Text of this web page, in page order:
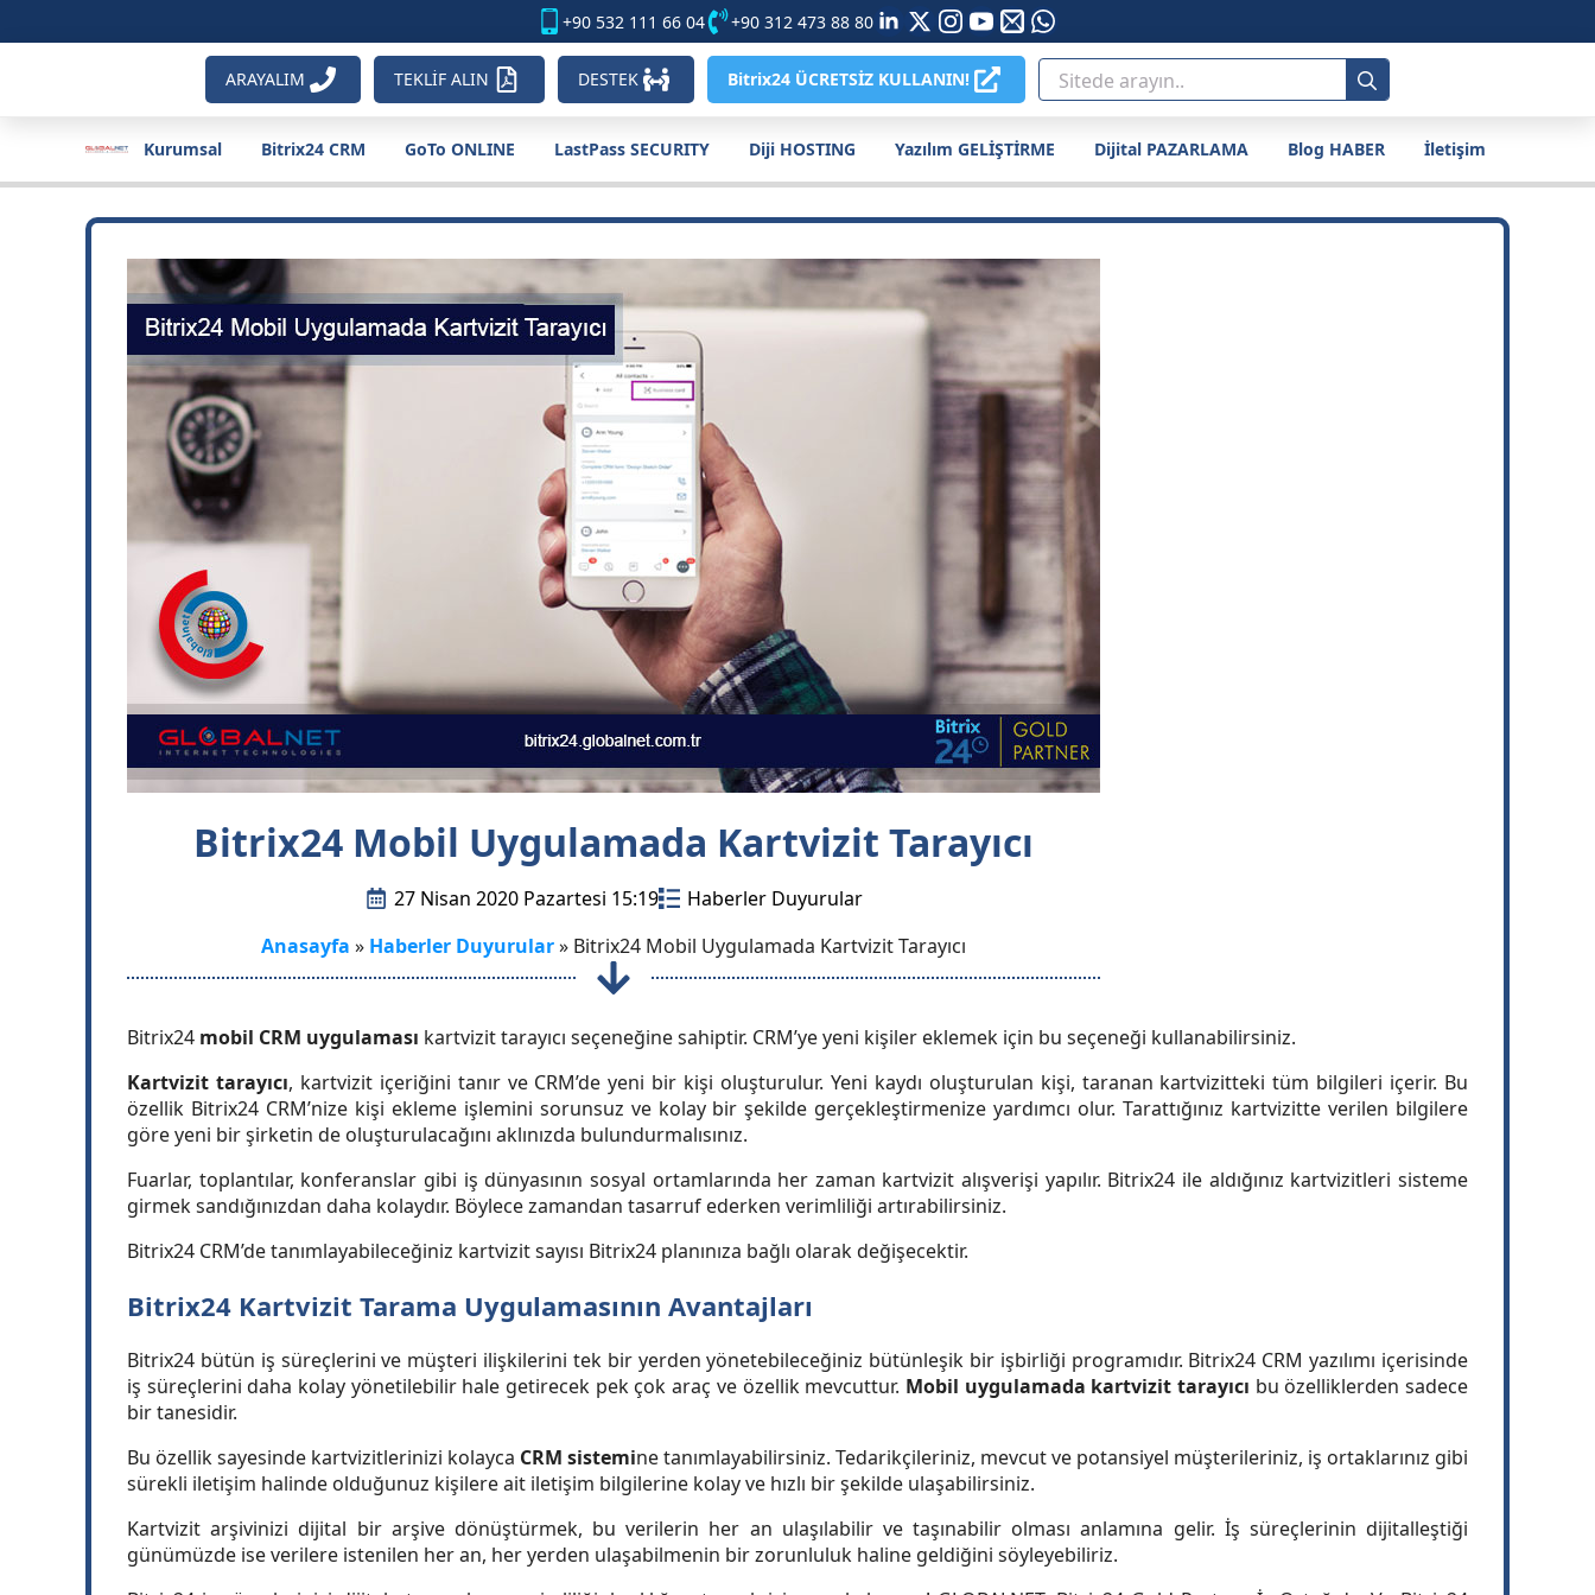
+90 532 111 66 04 +90 312 473 88 80
ARAYALIM TEKLİF ALIN DESTEK Bitrix24 ÜCRETSİZ KULLANIN!
Search
for:
Kurumsal Bitrix24 CRM GoTo ONLINE LastPass SECURITY Diji HOSTING Yazılım GELİŞTİRME Dijital PAZARLAMA Blog HABER İletişim
Bitrix24 Mobil Uygulamada Kartvizit Tarayıcı
27 Nisan 2020 Pazartesi 15:19
Haberler Duyurular
Anasayfa » Haberler Duyurular» Bitrix24 Mobil Uygulamada Kartvizit Tarayıcı
Bitrix24 mobil CRM uygulaması kartvizit tarayıcı seçeneğine sahiptir. CRM’ye yeni kişiler eklemek için bu seçeneği kullanabilirsiniz.
Kartvizit tarayıcı, kartvizit içeriğini tanır ve CRM’de yeni bir kişi oluşturulur. Yeni kaydı oluşturulan kişi, taranan kartvizitteki tüm bilgileri içerir. Bu
özellik Bitrix24 CRM’nize kişi ekleme işlemini sorunsuz ve kolay bir şekilde gerçekleştirmenize yardımcı olur. Tarattığınız kartvizitte verilen bilgilere
göre yeni bir şirketin de oluşturulacağını aklınızda bulundurmalısınız.
Fuarlar, toplantılar, konferanslar gibi iş dünyasının sosyal ortamlarında her zaman kartvizit alışverişi yapılır. Bitrix24 ile aldığınız kartvizitleri sisteme
girmek sandığınızdan daha kolaydır. Böylece zamandan tasarruf ederken verimliliği artırabilirsiniz.
Bitrix24 CRM’de tanımlayabileceğiniz kartvizit sayısı Bitrix24 planınıza bağlı olarak değişecektir.
Bitrix24 Kartvizit Tarama Uygulamasının Avantajları
Bitrix24 bütün iş süreçlerini ve müşteri ilişkilerini tek bir yerden yönetebileceğiniz bütünleşik bir işbirliği programıdır. Bitrix24 CRM yazılımı içerisinde
iş süreçlerini daha kolay yönetilebilir hale getirecek pek çok araç ve özellik mevcuttur. Mobil uygulamada kartvizit tarayıcı bu özelliklerden sadece
bir tanesidir.
Bu özellik sayesinde kartvizitlerinizi kolayca CRM sistemine tanımlayabilirsiniz. Tedarikçileriniz, mevcut ve potansiyel müşterileriniz, iş ortaklarınız gibi
sürekli iletişim halinde olduğunuz kişilere ait iletişim bilgilerine kolay ve hızlı bir şekilde ulaşabilirsiniz.
Kartvizit arşivinizi dijital bir arşive dönüştürmek, bu verilerin her an ulaşılabilir ve taşınabilir olması anlamına gelir. İş süreçlerinin dijitalleştiği
günümüzde ise verilere istenilen her an, her yerden ulaşabilmenin bir zorunluluk haline geldiğini söyleyebiliriz.